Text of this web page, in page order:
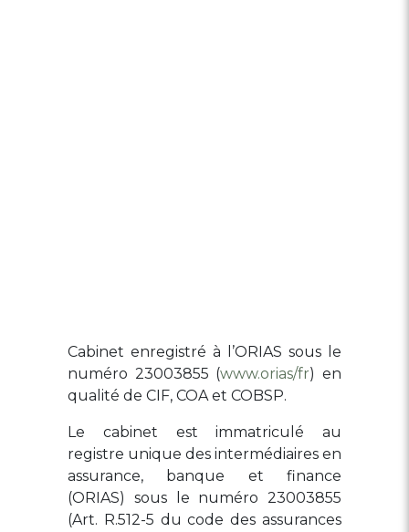
Cabinet enregistré à l’ORIAS sous le
numéro 23003855 (www.orias/fr) en
qualité de CIF, COA et COBSP.
Le cabinet est immatriculé au
registre unique des intermédiaires en
assurance, banque et finance
(ORIAS) sous le numéro 23003855
(Art. R.512-5 du code des assurances